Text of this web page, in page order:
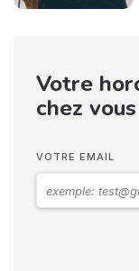
Votre
chez vous
VOTRE EMAIL